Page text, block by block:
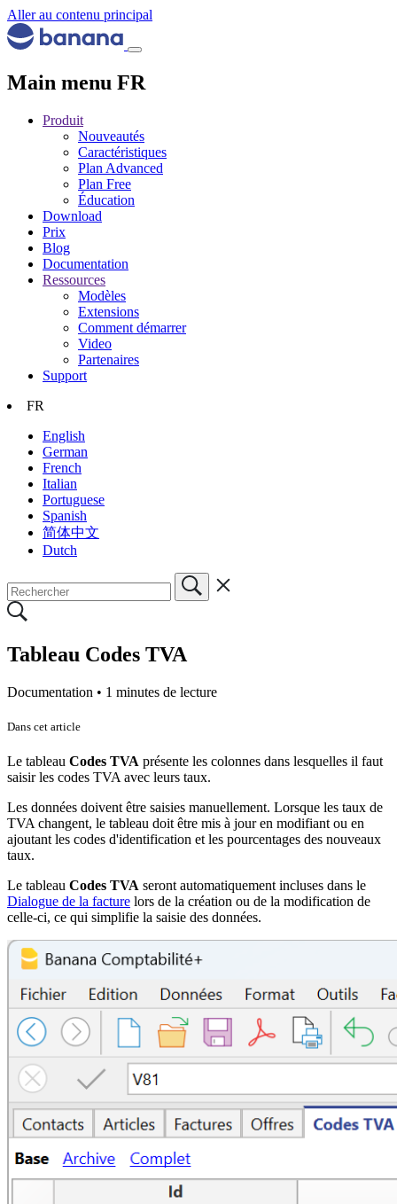
Aller au contenu principal
Main menu FR
Produit
Nouveautés
Caractéristiques
Plan Advanced
Plan Free
Éducation
Download
Prix
Blog
Documentation
Ressources
Modèles
Extensions
Comment démarrer
Video
Partenaires
Support
FR
English
German
French
Italian
Portuguese
Spanish
简体中文
Dutch
Tableau Codes TVA
Documentation • 1 minutes de lecture
Dans cet article
Le tableau Codes TVA présente les colonnes dans lesquelles il faut
saisir les codes TVA avec leurs taux.
Les données doivent être saisies manuellement. Lorsque les taux de
TVA changent, le tableau doit être mis à jour en modifiant ou en
ajoutant les codes d'identification et les pourcentages des nouveaux
taux.
Le tableau Codes TVA seront automatiquement incluses dans le
Dialogue de la facture lors de la création ou de la modification de
celle-ci, ce qui simplifie la saisie des données.